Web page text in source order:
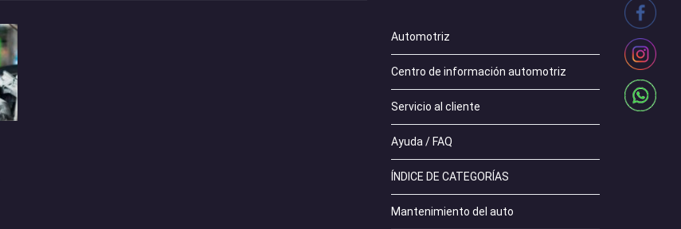
Automotriz
Centro de información automotriz
Servicio al cliente
Ayuda / FAQ
ÍNDICE DE CATEGORÍAS
Mantenimiento del auto